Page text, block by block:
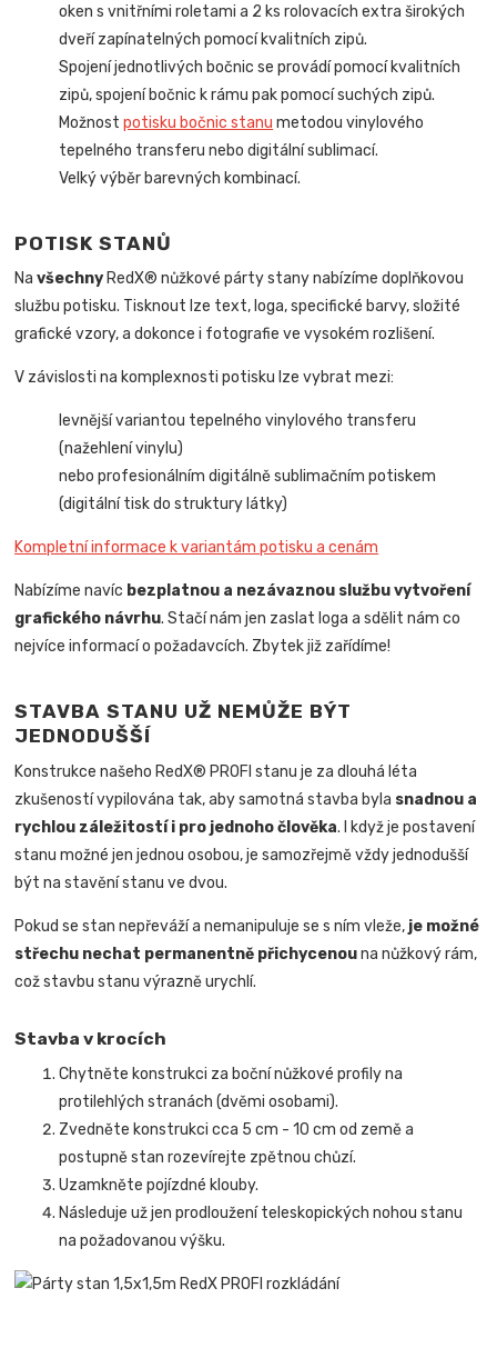
oken s vnitřními roletami a 2 ks rolovacích extra širokých
dveří zapínatelných pomocí kvalitních zipů.
Spojení jednotlivých bočnic se provádí pomocí kvalitních
zipů, spojení bočnic k rámu pak pomocí suchých zipů.
Možnostpotisku bočnic stanu metodou vinylového
tepelného transferu nebo digitální sublimací.
Velký výběr barevných kombinací.
POTISK STANŮ
Navšechny RedX® nůžkové párty stany nabízíme doplňkovou
službu potisku. Tisknout lze text, loga, specifické barvy, složité
grafické vzory, a dokonce i fotografie ve vysokém rozlišení.
V závislosti na komplexnosti potisku lze vybrat mezi:
levnější variantou tepelného vinylového transferu
(nažehlení vinylu)
nebo profesionálním digitálně sublimačním potiskem
(digitální tisk do struktury látky)
Kompletní informace k variantám potisku a cenám
Nabízíme navíc bezplatnou a nezávaznou službu vytvoření
grafického návrhu. Stačí nám jen zaslat loga a sdělit nám co
nejvíce informací o požadavcích. Zbytek již zařídíme!
STAVBA STANU UŽ NEMŮŽE BÝT
JEDNODUŠŠÍ
Konstrukce našeho RedX® PROFI stanu je za dlouhá léta
zkušeností vypilována tak, aby samotná stavba byla snadnou a
rychlou záležitostí i pro jednoho člověka.
I když je postavení
stanu možné jen jednou osobou, je samozřejmě vždy jednodušší
být na stavění stanu ve dvou.
Pokud se stan nepřeváží a nemanipuluje se s ním vleže, je možné
střechu nechat permanentně přichycenouna nůžkový rám,
což stavbu stanu výrazně urychlí.
Stavba v krocích
Chytněte konstrukci za boční nůžkové profily na
protilehlých stranách (dvěmi osobami).
Zvedněte konstrukci cca 5 cm - 10 cm od země a
postupně stan rozevírejte zpětnou chůzí.
Uzamkněte pojízdné klouby.
Následuje už jen prodloužení teleskopických nohou stanu
na požadovanou výšku.